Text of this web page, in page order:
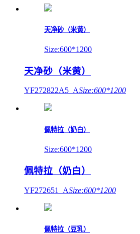
天净砂（米黄）
Size:600*1200
天净砂（米黄）
YF272822A5_ASize:600*1200
佩特拉（奶白）
Size:600*1200
佩特拉（奶白）
YF272651_ASize:600*1200
佩特拉（豆乳）